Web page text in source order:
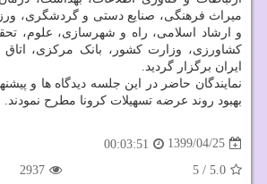
میراث فرهنگی، صنایع دستی و گردشگری،
و ارشاد اسلامی، راه و شهرسازی، علوم،
کشاورزی، وزارت کشور، بانک مرکزی، اتاق
ایران برگزار گردید.
نمایندگان حاضر در این جلسه دیدگاه ها و
بهبود روند عرضه تسهیلات کرونا مطرح نمودند.
1399/04/25
00:03:51
5.0
/
5
2937